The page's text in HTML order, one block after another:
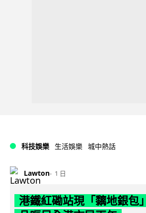
科技娛樂 生活娛樂 城中熱話
Lawton 1 日
港鐵紅磡站現「黐地銀包